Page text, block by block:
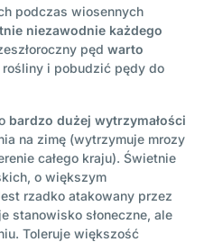
podczas wiosennych
niezawodnie każdego
pęd warto
i pobudzić pędy do
bardzo dużej wytrzymałości
na zimę (wytrzymuje mrozy
całego kraju). Świetnie
o większym
rzadko atakowany przez
stanowisko słoneczne, ale
Toleruje większość